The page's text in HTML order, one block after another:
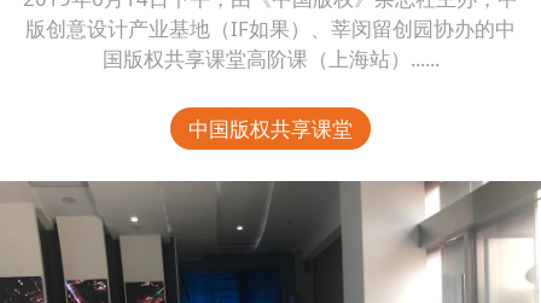
版创意设计产业基地（IF如果）、莘闵留创园协办的中
国版权共享课堂高阶课（上海站）......
中国版权共享课堂